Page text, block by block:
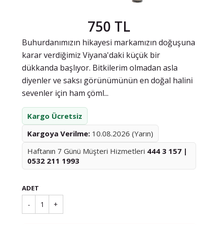
750 TL
Buhurdanımızın hikayesi markamızın doğuşuna
karar verdiğimiz Viyana'daki küçük bir
dükkanda başlıyor. Bitkilerim olmadan asla
diyenler ve saksı görünümünün en doğal halini
sevenler için ham çöml...
Kargo Ücretsiz
Kargoya Verilme: 10.08.2026 (Yarın)
Haftanın 7 Günü Müşteri Hizmetleri 444 3 157 |
0532 211 1993
ADET
- 1 +